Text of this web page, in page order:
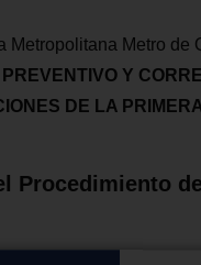
Metropolitana Metro
PREVENTIVO Y
DE LA
Procedimiento